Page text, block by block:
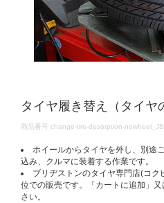
タイヤ履き替え（タイヤ
DETAILS
商品番号 change-tire-desorption-
ホイールからタイヤを外し、別途
込み、クルマに装着する作業です。
ブリヂストンのタイヤ専門店(コ
位での販売です。「カートに追加」
さい。